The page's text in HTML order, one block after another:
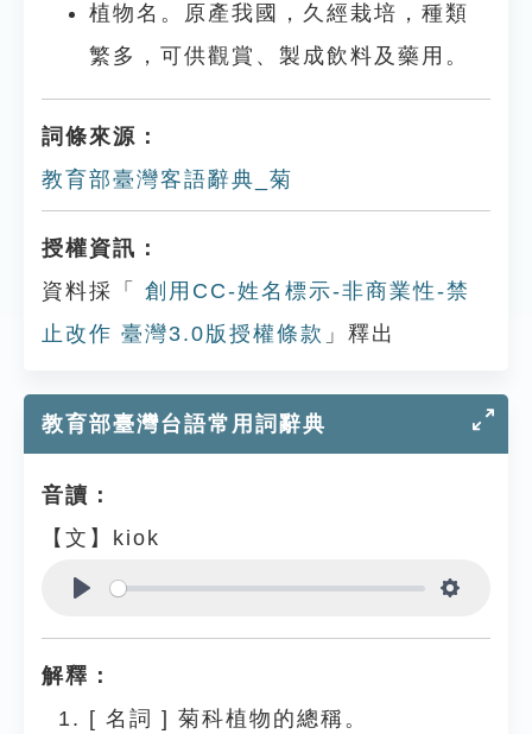
植物名。原產我國，久經栽培，種類
繁多，可供觀賞、製成飲料及藥用。
詞條來源：
教育部臺灣客語辭典_菊
授權資訊：
資料採「
創用CC-姓名標示-非商業性-禁
止改作 臺灣3.0版授權條款 」釋出
教育部臺灣台語常用詞辭典
音讀：
【文】kiok
解釋：
[ 名詞 ] 菊科植物的總稱。